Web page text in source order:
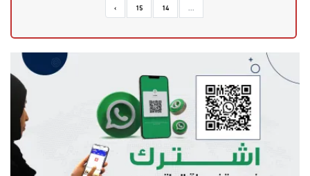
...
14
15
›